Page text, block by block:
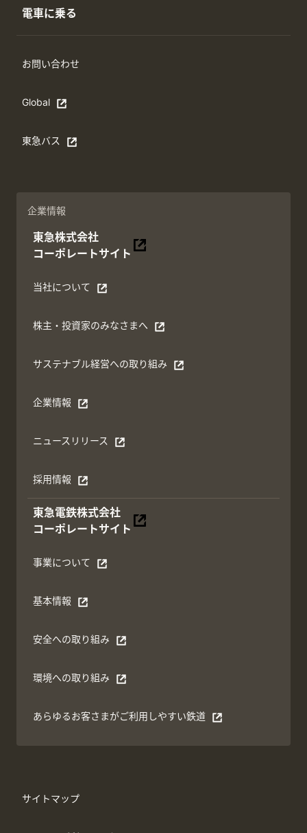
電車に乗る
お問い合わせ
Global
Open in a new window
東急バス
別ウィンドウで開く
企業情報
東急株式会社
コーポレートサイト
別ウィンドウで開く
当社について
別ウィンドウで開く
株主・投資家のみなさまへ
別ウィンドウで開く
サステナブル経営への取り組み
別ウィンドウで開く
企業情報
別ウィンドウで開く
ニュースリリース
別ウィンドウで開く
採用情報
別ウィンドウで開く
東急電鉄株式会社
コーポレートサイト
別ウィンドウで開く
事業について
別ウィンドウで開く
基本情報
別ウィンドウで開く
安全への取り組み
別ウィンドウで開く
環境への取り組み
別ウィンドウで開く
あらゆるお客さまがご利⽤しやすい鉄道
別ウィンドウで開く
サイトマップ